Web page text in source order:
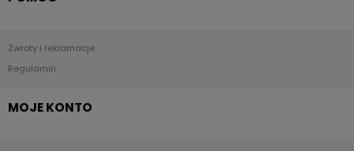
Zwroty i reklamacje
Regulamin
MOJE KONTO